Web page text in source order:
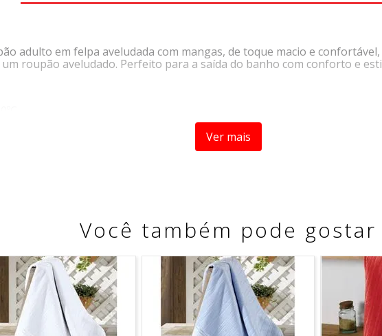
adulto em felpa aveludada com mangas, de toque macio e
roupão aveludado. Perfeito para a saída do banho com conforto e
Ver mais
Você também pode gostar